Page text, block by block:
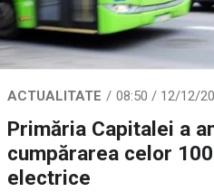
ACTUALITATE 08:50 / 12/12/
Primăria Capitalei a
cumpărarea celor
electrice